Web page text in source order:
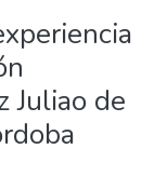
Juliao de